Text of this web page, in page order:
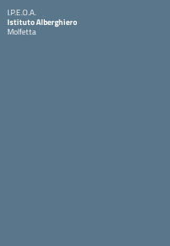
I.P.E.O.A.
Istituto Alberghiero
Molfetta